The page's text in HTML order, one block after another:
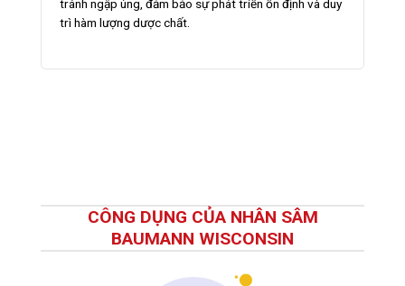
tránh ngập úng, đảm bảo sự phát triển ổn định và duy
trì hàm lượng dược chất.
CÔNG DỤNG CỦA NHÂN SÂM
BAUMANN WISCONSIN